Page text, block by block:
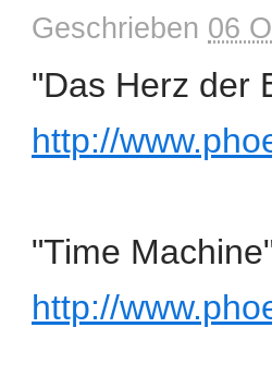
Geschrieben 06
"Das Herz der
http://
"Time
http://